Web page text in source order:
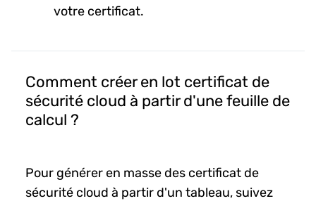
votre certificat.
Comment créer en lot certificat de
sécurité cloud à partir d'une feuille de
calcul ?
Pour générer en masse des certificat de
sécurité cloud à partir d'un tableau, suivez